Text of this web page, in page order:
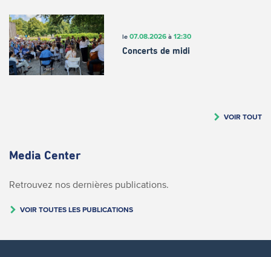
le 07.08.2026à 12:30
Concerts de midi
VOIR TOUT
Media Center
Retrouvez nos dernières publications.
VOIR TOUTES LES PUBLICATIONS